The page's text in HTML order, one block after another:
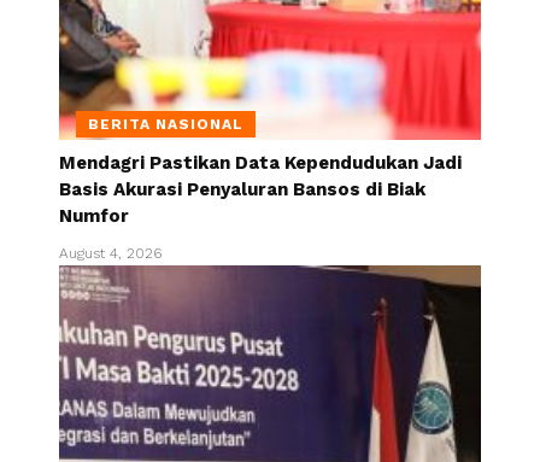
BERITA NASIONAL
Mendagri Pastikan Data Kependudukan Jadi
Basis Akurasi Penyaluran Bansos di Biak
Numfor
August 4, 2026